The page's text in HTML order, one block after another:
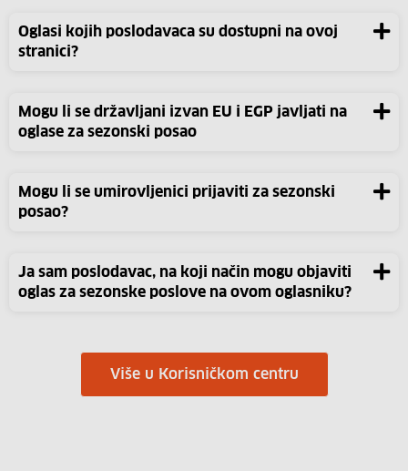
Oglasi kojih poslodavaca su dostupni na ovoj
stranici?
Mogu li se državljani izvan EU i EGP javljati na
oglase za sezonski posao
Mogu li se umirovljenici prijaviti za sezonski
posao?
Ja sam poslodavac, na koji način mogu objaviti
oglas za sezonske poslove na ovom oglasniku?
Više u Korisničkom centru